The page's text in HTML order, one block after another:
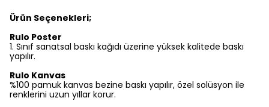
Ürün Seçenekleri;
Rulo Poster
1.⁠ ⁠Sınıf sanatsal baskı kağıdı üzerine yüksek kalitede baskı
yapılır.
Rulo Kanvas
%100 pamuk kanvas bezine baskı yapılır, özel solüsyon ile
renklerini uzun yıllar korur.